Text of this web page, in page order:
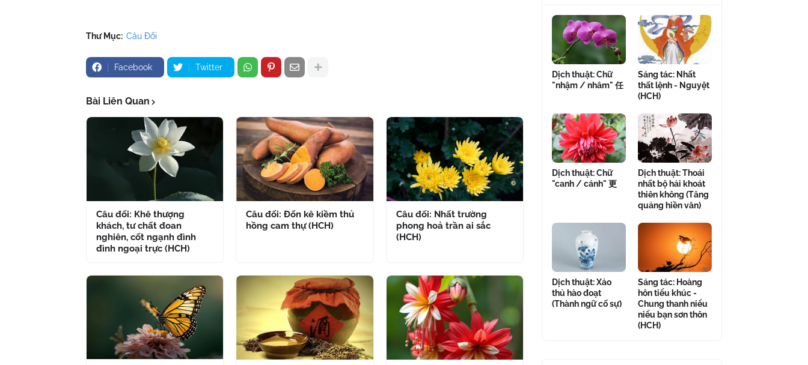
Thư Mục: Câu Đối
Facebook Twitter
Bài Liên Quan
Câu đối: Khê thượng
khách, tư chất đoan
nghiên, cốt ngạnh đình
đình ngoại trực (HCH)
Câu đối: Đốn kê kiềm thủ
hồng cam thự (HCH)
Câu đối: Nhất trường
phong hoả trần ai sắc
(HCH)
Dịch thuật: Chữ
"nhậm / nhâm" 任
Sáng tác: Nhất
thất lệnh - Nguyệt
(HCH)
Dịch thuật: Chữ
"canh / cánh" 更
Dịch thuật: Thoái
nhất bộ hải khoát
thiên không (Tăng
quảng hiền văn)
Dịch thuật: Xảo
thủ hào đoạt
(Thành ngữ cố sự)
Sáng tác: Hoàng
hôn tiểu khúc -
Chung thanh niểu
niểu bạn sơn thôn
(HCH)